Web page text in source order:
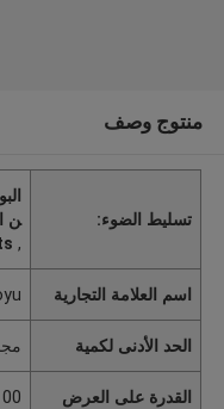
منتوج وصف
تسليط الضوء:
ن
,
اسم العلامة التجارية
الحد الأدنى لكمية
القدرة على العرض 100 مجموعة